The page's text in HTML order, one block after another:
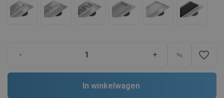
- + favorite_border
In winkelwagen